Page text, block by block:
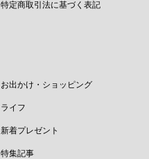
特定商取引法に基づく表記
お出かけ・ショッピング
ライフ
新着プレゼント
特集記事